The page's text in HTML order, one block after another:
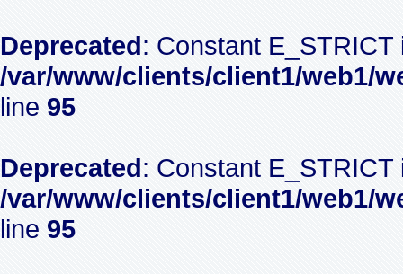
Deprecated: Constant
/var/www/clients/client1/web1/
line 95
Deprecated: Constant
/var/www/clients/client1/web1/
line 95